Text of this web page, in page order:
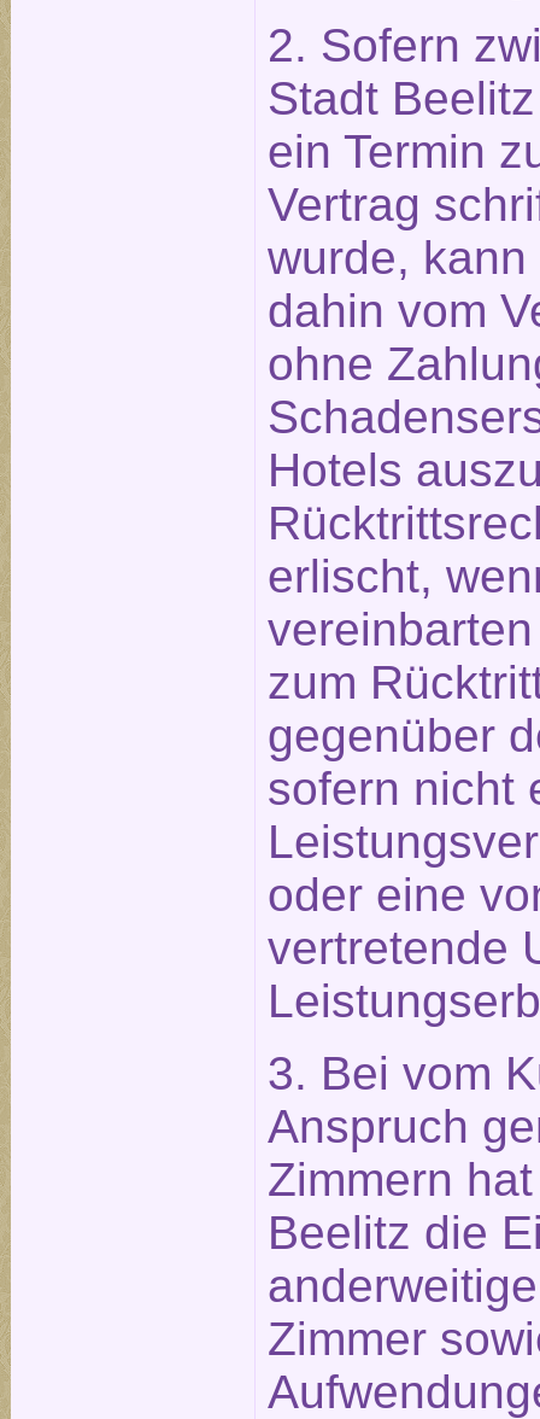
2. Sofern
Stadt
ein Termin
Vertrag
wurde,
dahin vom
ohne
Hotels
erlischt,
zum
gegenüber
sofern nicht
oder eine
vertretende
3. Bei vom
Anspruch
Zimmern
Beelitz die
Zimmer